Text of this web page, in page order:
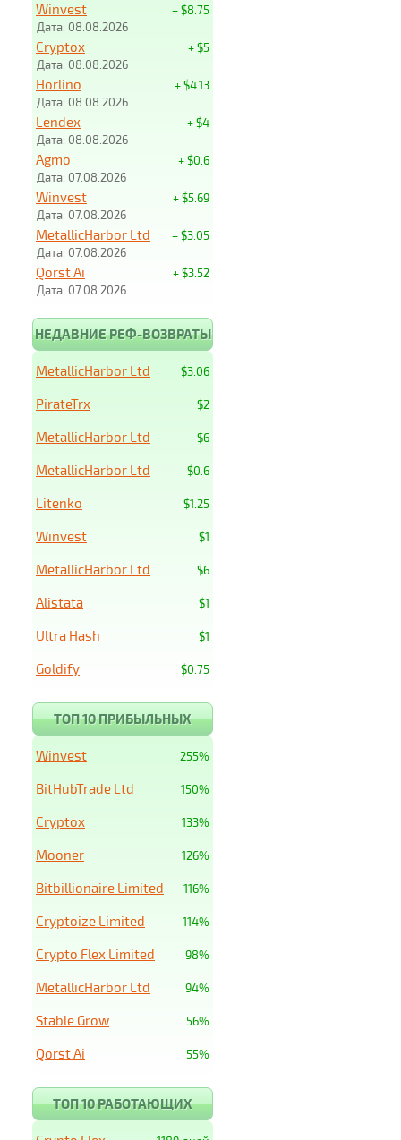
+ $8.75
Winvest
Дата: 08.08.2026
+ $5
Cryptox
Дата: 08.08.2026
+ $4.13
Horlino
Дата: 08.08.2026
+ $4
Lendex
Дата: 08.08.2026
+ $0.6
Agmo
Дата: 07.08.2026
+ $5.69
Winvest
Дата: 07.08.2026
+ $3.05
MetallicHarbor Ltd
Дата: 07.08.2026
+ $3.52
Qorst Ai
Дата: 07.08.2026
НЕДАВНИЕ РЕФ-ВОЗВРАТЫ
$3.06
MetallicHarbor Ltd
$2
PirateTrx
$6
MetallicHarbor Ltd
$0.6
MetallicHarbor Ltd
$1.25
Litenko
$1
Winvest
$6
MetallicHarbor Ltd
$1
Alistata
$1
Ultra Hash
$0.75
Goldify
ТОП 10 ПРИБЫЛЬНЫХ
255%
Winvest
150%
BitHubTrade Ltd
133%
Cryptox
126%
Mooner
116%
Bitbillionaire Limited
114%
Cryptoize Limited
98%
Crypto Flex Limited
94%
MetallicHarbor Ltd
56%
Stable Grow
55%
Qorst Ai
ТОП 10 РАБОТАЮЩИХ